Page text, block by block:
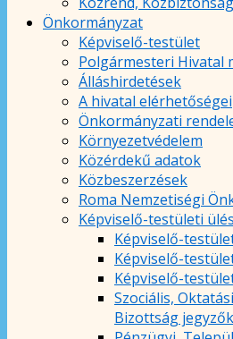
Önkormányzat
Képviselő-testület
Polgármesteri Hivatal
Álláshirdetések
A hivatal elérhetőségei
Önkormányzati
Környezetvédelem
Közérdekű adatok
Közbeszerzések
Roma Nemzetiségi
Képviselő-testületi
Képviselő-
Képviselő-
Képviselő-
Szociális,
Bizottság